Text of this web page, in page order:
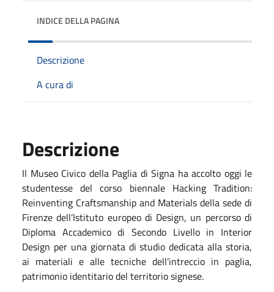
INDICE DELLA PAGINA
Descrizione
A cura di
Descrizione
Il Museo Civico della Paglia di Signa ha accolto oggi le
studentesse del corso biennale Hacking Tradition:
Reinventing Craftsmanship and Materials della sede di
Firenze dell’Istituto europeo di Design, un percorso di
Diploma Accademico di Secondo Livello in Interior
Design per una giornata di studio dedicata alla storia,
ai materiali e alle tecniche dell’intreccio in paglia,
patrimonio identitario del territorio signese.